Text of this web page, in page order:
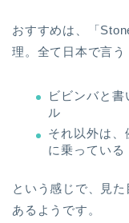
おすすめは、「
理。全て日本で言
ビビンバと
ル
それ以外は、
に乗っている
という感じで、見
あるようです。